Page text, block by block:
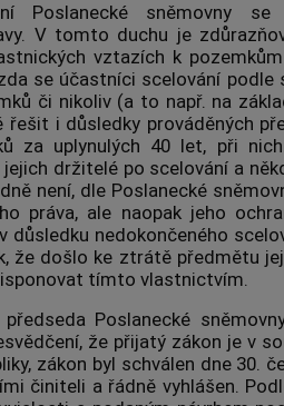
Poslanecké sněmovny
V tomto duchu je
vztazích k
se účastníci scelování podle
či nikoliv (a to např. na
i důsledky prováděných
za uplynulých 40 let, při
držitelé po scelování a
není, dle Poslanecké
práva, ale naopak jeho
důsledku nedokončeného
že došlo ke ztrátě předmětu
tímto vlastnictvím.
Poslanecké
že přijatý zákon je v
zákon byl schválen dne 30.
činiteli a řádně vyhlášen.